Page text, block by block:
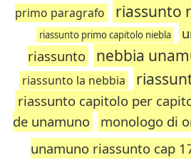
primo paragrafo
riassunto
riassunto primo capitolo niebla
riassunto
nebbia
riassunto la nebbia
riassunto capitolo per
de unamuno
monologo di
unamuno riassunto cap